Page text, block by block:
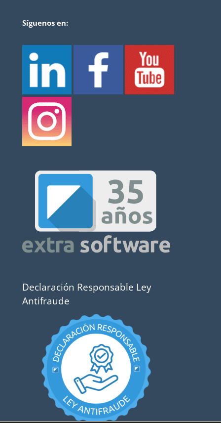
Síguenos en:
Declaración Responsable Ley
Antifraude